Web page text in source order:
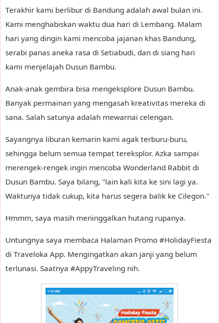
Terakhir kami berlibur di Bandung adalah awal bulan ini.
Kami menghabiskan waktu dua hari di Lembang. Malam
hari yang dingin kami mencoba jajanan khas Bandung,
serabi panas aneka rasa di Setiabudi, dan di siang hari
kami menjelajah Dusun Bambu.
Anak-anak gembira bisa mengeksplore Dusun Bambu.
Banyak permainan yang mengasah kreativitas mereka di
sana. Salah satunya adalah mewarnai celengan.
Sayangnya liburan kemarin kami agak terburu-buru,
sehingga belum semua tempat tereksplor. Azka sampai
merengek-rengek ingin mencoba Wonderland Rabbit di
Dusun Bambu. Saya bilang, "lain kali kita ke sini lagi ya.
Waktunya tidak cukup, kita harus segera balik ke Cilegon."
Hmmm, saya masih meninggalkan hutang rupanya.
Untungnya saya membaca Halaman Promo #HolidayFiesta
di Traveloka App. Mengingatkan akan janji yang belum
terlunasi. Saatnya #AppyTraveling nih.